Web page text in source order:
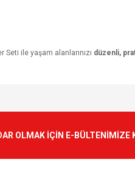
Seti ile yaşam alanlarınızı düzenli,
OLMAK İÇİN E-BÜLTENİMİZE